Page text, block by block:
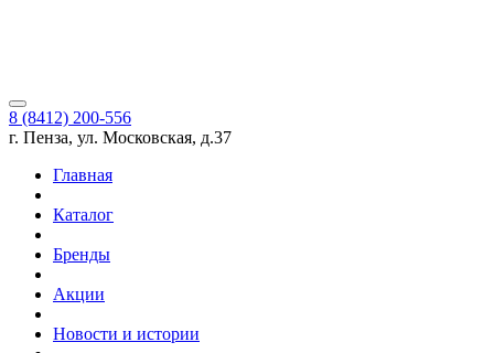
8 (8412) 200-556
г. Пенза, ул. Московская, д.37
Главная
Каталог
Бренды
Акции
Новости и истории